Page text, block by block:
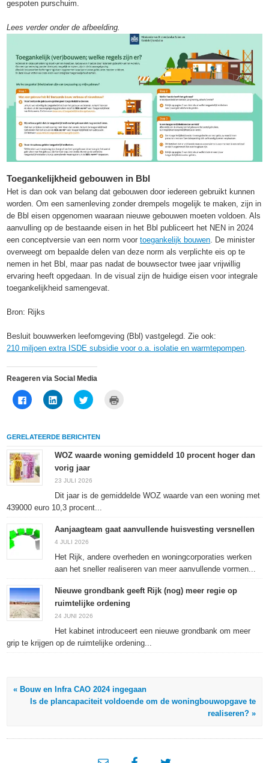
gespoten purschuim.
Lees verder onder de afbeelding.
Toegankelijkheid gebouwen in Bbl
Het is dan ook van belang dat gebouwen door iedereen gebruikt kunnen
worden. Om een samenleving zonder drempels mogelijk te maken, zijn in
de Bbl eisen opgenomen waaraan nieuwe gebouwen moeten voldoen. Als
aanvulling op de bestaande eisen in het Bbl publiceert het NEN in 2024
een conceptversie van een norm voortoegankelijk bouwen. De minister
overweegt om bepaalde delen van deze norm als verplichte eis op te
nemen in het Bbl, maar pas nadat de bouwsector twee jaar vrijwillig
ervaring heeft opgedaan. In de visual zijn de huidige eisen voor integrale
toegankelijkheid samengevat.
Bron: Rijks
Besluit bouwwerken leefomgeving (Bbl) vastgelegd. Zie ook:
210 miljoen extra ISDE subsidie voor o.a. isolatie en warmtepompen.
Reageren via Social Media
Klik
om
Facebook
(Wordt
een
nieuw
venster
geopend)
Klik
om
delen
(Wordt
een
nieuw
venster
geopend)
Klik
om
Twitter
(Wordt
een
venster
geopend)
nieuw
venster
GERELATEERDE BERICHTEN
WOZ waarde woning gemiddeld 10 procent hoger dan
vorig jaar
23 JULI 2026
Dit jaar is de gemiddelde WOZ waarde van een woning met
439000 euro 10,3 procent...
Aanjaagteam gaat aanvullende huisvesting versnellen
4 JULI 2026
Het Rijk, andere overheden en woningcorporaties werken
aan het sneller realiseren van meer aanvullende vormen...
Nieuwe grondbank geeft Rijk (nog) meer regie op
ruimtelijke ordening
24 JUNI 2026
Het kabinet introduceert een nieuwe grondbank om meer
grip te krijgen op de ruimtelijke ordening...
« Bouw en Infra CAO 2024 ingegaan
Is de plancapaciteit voldoende om de woningbouwopgave te
realiseren? »